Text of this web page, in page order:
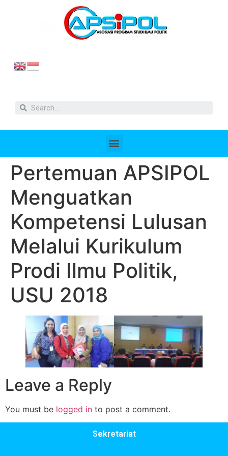
Pertemuan APSIPOL
Menguatkan
Kompetensi Lulusan
Melalui Kurikulum
Prodi Ilmu Politik,
USU 2018
Leave a Reply
You must be logged in to post a comment.
Sekretariat